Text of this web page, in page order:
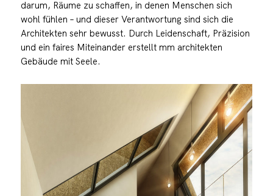
darum, Räume zu schaffen, in denen Menschen sich
wohl fühlen – und dieser Verantwortung sind sich die
Architekten sehr bewusst. Durch Leidenschaft, Präzision
und ein faires Miteinander erstellt mm architekten
Gebäude mit Seele.